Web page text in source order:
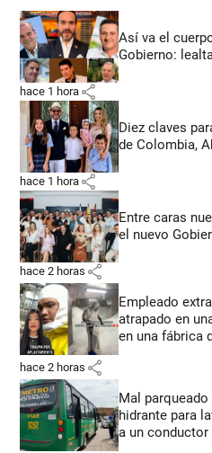
Así va el
Gobierno:
hace 1 hora share
Diez claves
de Colombia,
hace 1 hora share
Entre caras
el nuevo
hace 2 horas share
Empleado
atrapado en
en una fábrica
hace 2 horas share
Mal
hidrante para
a un